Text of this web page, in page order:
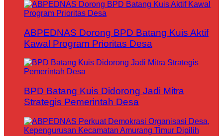
ABPEDNAS Dorong BPD Batang Kuis Aktif
Kawal Program Prioritas Desa
BPD Batang Kuis Didorong Jadi Mitra
Strategis Pemerintah Desa